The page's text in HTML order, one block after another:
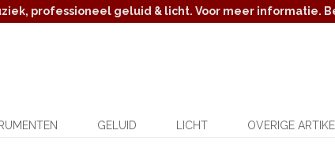
professioneel geluid & licht. Voor meer informatie.
GELUID LICHT OVERIGE